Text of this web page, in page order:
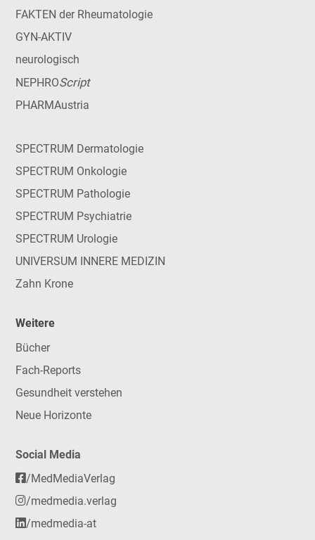
FAKTEN der Rheumatologie
GYN-AKTIV
neurologisch
NEPHROScript
PHARMAustria
SPECTRUM Dermatologie
SPECTRUM Onkologie
SPECTRUM Pathologie
SPECTRUM Psychiatrie
SPECTRUM Urologie
UNIVERSUM INNERE MEDIZIN
Zahn Krone
Weitere
Bücher
Fach-Reports
Gesundheit verstehen
Neue Horizonte
Social Media
/MedMediaVerlag
/medmedia.verlag
/medmedia-at